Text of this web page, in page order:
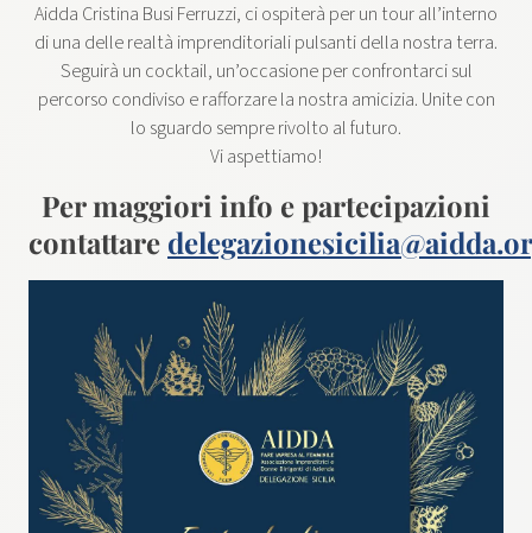
Aidda Cristina Busi Ferruzzi, ci ospiterà per un tour all’interno
di una delle realtà imprenditoriali pulsanti della nostra terra.
Seguirà un cocktail, un’occasione per confrontarci sul
percorso condiviso e rafforzare la nostra amicizia. Unite con
lo sguardo sempre rivolto al futuro.
Vi aspettiamo!
Per maggiori info e partecipazioni
contattare